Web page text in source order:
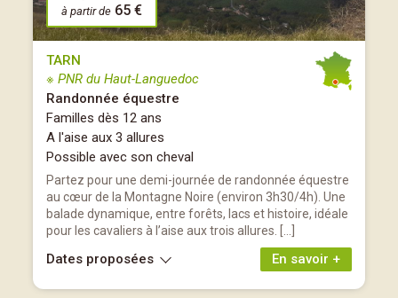
à partir de 65 €
TARN
※ PNR du Haut-Languedoc
Randonnée équestre
Familles dès 12 ans
A l'aise aux 3 allures
Possible avec son cheval
Partez pour une demi-journée de randonnée équestre
au cœur de la Montagne Noire (environ 3h30/4h). Une
balade dynamique, entre forêts, lacs et histoire, idéale
pour les cavaliers à l’aise aux trois allures. […]
En savoir +
Dates proposées